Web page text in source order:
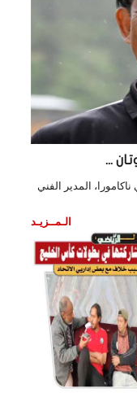
...
المدير الفني
الـمــزيـد